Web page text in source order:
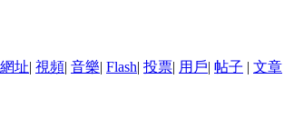
網址| 視頻| 音樂| Flash| 投票| 用戶| 帖子 | 文章